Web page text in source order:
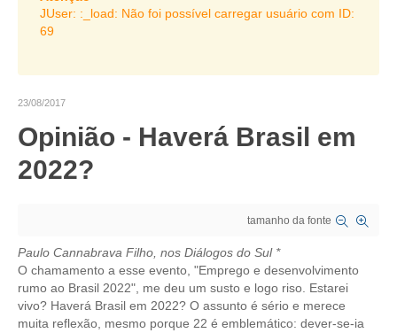
SUBSEDES SINDICAIS
ORGANOGRAMA
CRESCE BRASIL
CONSELHO TECNOLÓGICO
PERSONALIDADES DA TECNOLOGIA
JUser: :_load: Não foi possível carregar usuário com ID:
69
23/08/2017
Opinião - Haverá Brasil em
2022?
tamanho da fonte
Paulo Cannabrava Filho, nos Diálogos do Sul *
O chamamento a esse evento, "Emprego e desenvolvimento
rumo ao Brasil 2022", me deu um susto e logo riso. Estarei
vivo? Haverá Brasil em 2022? O assunto é sério e merece
muita reflexão, mesmo porque 22 é emblemático: dever-se-ia